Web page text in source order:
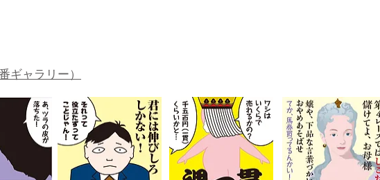
ギャラリー）